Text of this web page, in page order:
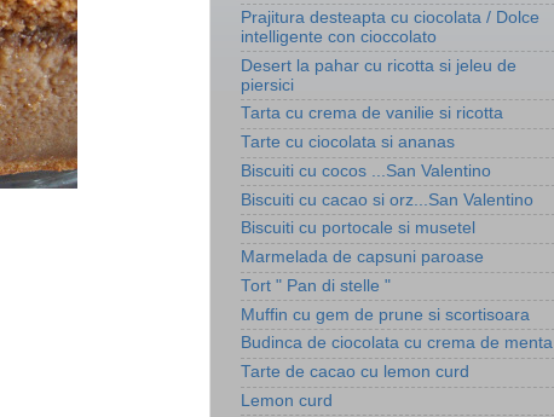
Prajitura desteapta cu ciocolata / Dolce
intelligente con cioccolato
Desert la pahar cu ricotta si jeleu de
piersici
Tarta cu crema de vanilie si ricotta
Tarte cu ciocolata si ananas
Biscuiti cu cocos ...San Valentino
Biscuiti cu cacao si orz...San Valentino
Biscuiti cu portocale si musetel
Marmelada de capsuni paroase
Tort " Pan di stelle "
Muffin cu gem de prune si scortisoara
Budinca de ciocolata cu crema de menta
Tarte de cacao cu lemon curd
Lemon curd